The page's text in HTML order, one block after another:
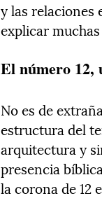
y las relaciones
explicar
El número 12,
No es de
estructura del
arquitectura y
presencia
la corona de 12